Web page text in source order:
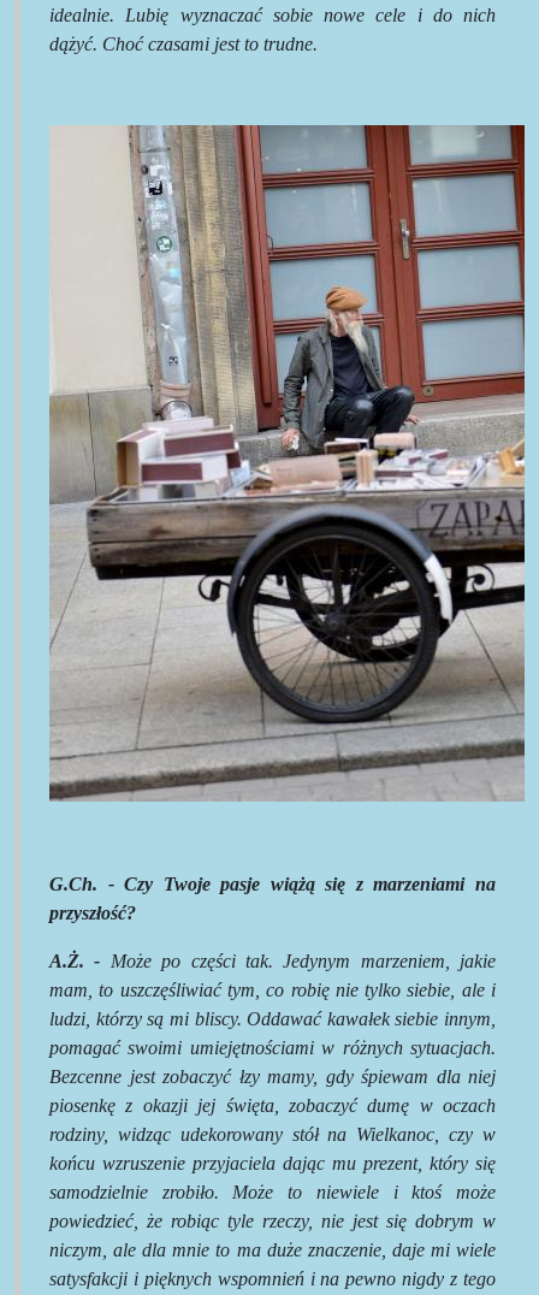
idealnie. Lubię wyznaczać sobie nowe cele i do nich
dążyć. Choć czasami jest to trudne.
G.Ch. - Czy Twoje pasje wiążą się z marzeniami na
przyszłość?
A.Ż. - Może po części tak. Jedynym marzeniem, jakie
mam, to uszczęśliwiać tym, co robię nie tylko siebie, ale i
ludzi, którzy są mi bliscy. Oddawać kawałek siebie innym,
pomagać swoimi umiejętnościami w różnych sytuacjach.
Bezcenne jest zobaczyć łzy mamy, gdy śpiewam dla niej
piosenkę z okazji jej święta, zobaczyć dumę w oczach
rodziny, widząc udekorowany stół na Wielkanoc, czy w
końcu wzruszenie przyjaciela dając mu prezent, który się
samodzielnie zrobiło. Może to niewiele i ktoś może
powiedzieć, że robiąc tyle rzeczy, nie jest się dobrym w
niczym, ale dla mnie to ma duże znaczenie, daje mi wiele
satysfakcji i pięknych wspomnień i na pewno nigdy z tego